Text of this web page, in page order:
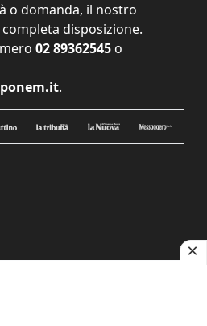
o domanda, il nostro
disposizione.
02 89362545 o
.